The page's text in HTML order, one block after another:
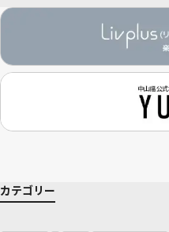
カテゴリー